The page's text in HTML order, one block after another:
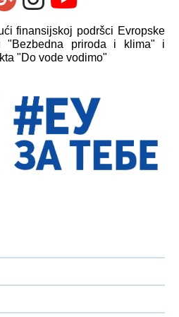
finansijskoj podršci Evropske
"Bezbedna priroda i klima" i
"Do vode vodimo"